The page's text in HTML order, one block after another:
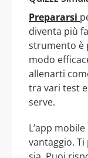
Prepararsi
diventa più
strumento è
modo
allenarti
tra vari test
serve.
L’app
vantaggio.